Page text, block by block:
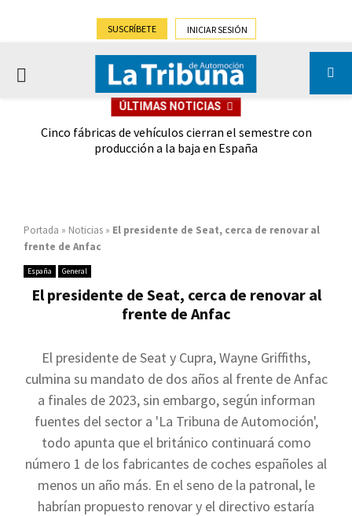
SUSCRÍBETE INICIAR SESIÓN
PRIMARY
ÚLTIMAS NOTICIAS
Cinco fábricas de vehículos cierran el semestre con
producción a la baja en España
Portada » Noticias » El presidente de Seat, cerca de renovar al
frente de Anfac
España General
El presidente de Seat, cerca de renovar al
frente de Anfac
El presidente de Seat y Cupra, Wayne Griffiths,
culmina su mandato de dos años al frente de Anfac
a finales de 2023, sin embargo, según informan
fuentes del sector a 'La Tribuna de Automoción',
todo apunta que el británico continuará como
número 1 de los fabricantes de coches españoles al
menos un año más. En el seno de la patronal, le
habrían propuesto renovar y el directivo estaría